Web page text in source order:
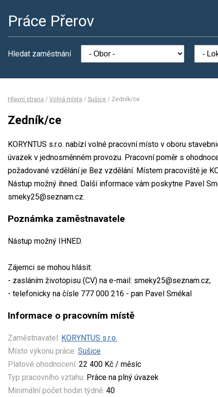
Práce Přerov
Hledat zaměstnání
Hlavní strana / Volná místa / Sušice / Zedník/ce
Zedník/ce
KORYNTUS s.r.o. nabízí volné pracovní místo v oboru
úvazek v jednosměnném provozu. Pracovní poměr s
požadované vzdělání je Bez vzdělání. Místem pracoviště je
Nástup možný ihned. Další informace vám poskytne Pavel
smeky25@seznam.cz.
Poznámka zaměstnavatele
Nástup možný IHNED.
Zájemci se mohou hlásit:
- zasláním životopisu (CV) na e-mail: smeky25@seznam.cz;
- telefonicky na čísle 777 000 216 - pan Pavel Smékal
Informace o pracovním místě
Zaměstnavatel: KORYNTUS s.r.o.
Místo výkonu práce: Sušice
Platové ohodnocení: 22 400 Kč / měsíc
Typ pracovního vztahu: Práce na plný úvazek
Minimální počet hodin týdně: 40